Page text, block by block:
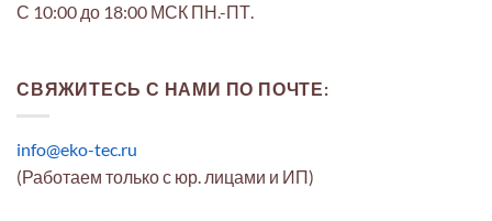
С 10:00 до 18:00 МСК ПН.-ПТ.
СВЯЖИТЕСЬ С НАМИ ПО ПОЧТЕ:
info@eko-tec.ru
(Работаем только с юр. лицами и ИП)